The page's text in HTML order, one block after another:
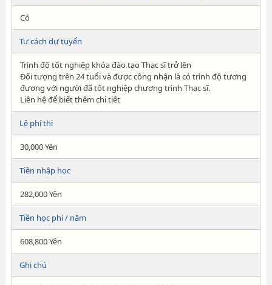
Có
Tư cách dự tuyển
Trình độ tốt nghiệp khóa đào tạo Thạc sĩ trở lên
Đối tượng trên 24 tuổi và được công nhận là có trình độ tương
đương với người đã tốt nghiệp chương trình Thạc sĩ.
Liên hệ để biết thêm chi tiết
Lệ phí thi
30,000 Yên
Tiền nhập học
282,000 Yên
Tiền học phí / năm
608,800 Yên
Ghi chú